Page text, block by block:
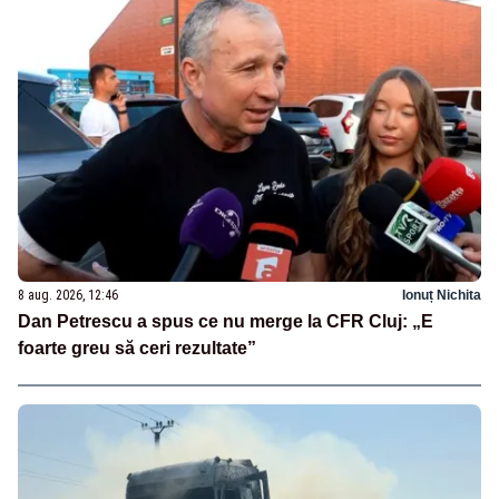
8 aug. 2026, 12:46 Ionuț Nichita
Dan Petrescu a spus ce nu merge la CFR Cluj: „E
foarte greu să ceri rezultate”